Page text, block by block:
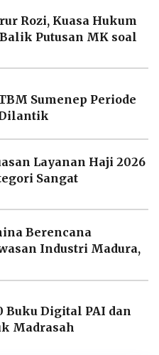
Rozi, Kuasa Hukum
Putusan MK soal
Sumenep Periode
Dilantik
Layanan Haji 2026
Sangat
Berencana
Industri Madura,
Buku Digital PAI dan
Madrasah